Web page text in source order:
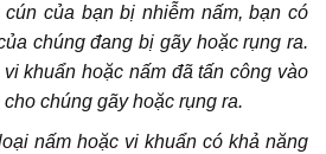
của bạn bị nhiễm nấm, bạn có
chúng đang bị gãy hoặc rụng ra.
khuẩn hoặc nấm đã tấn công vào
chúng gãy hoặc rụng ra.
nấm hoặc vi khuẩn có khả năng